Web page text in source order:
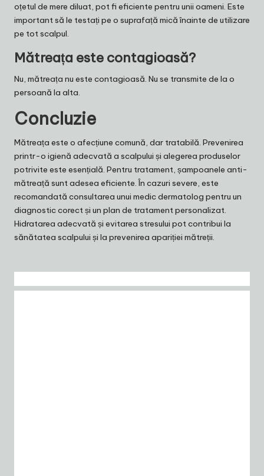
oțetul de mere diluat, pot fi eficiente pentru unii oameni. Este
important să le testați pe o suprafață mică înainte de utilizare
pe tot scalpul.
Mătreața este contagioasă?
Nu, mătreața nu este contagioasă. Nu se transmite de la o
persoană la alta.
Concluzie
Mătreața este o afecțiune comună, dar tratabilă. Prevenirea
printr-o igienă adecvată a scalpului și alegerea produselor
potrivite este esențială. Pentru tratament, șampoanele anti-
mătreață sunt adesea eficiente. În cazuri severe, este
recomandată consultarea unui medic dermatolog pentru un
diagnostic corect și un plan de tratament personalizat.
Hidratarea adecvată și evitarea stresului pot contribui la
sănătatea scalpului și la prevenirea apariției mătreții.